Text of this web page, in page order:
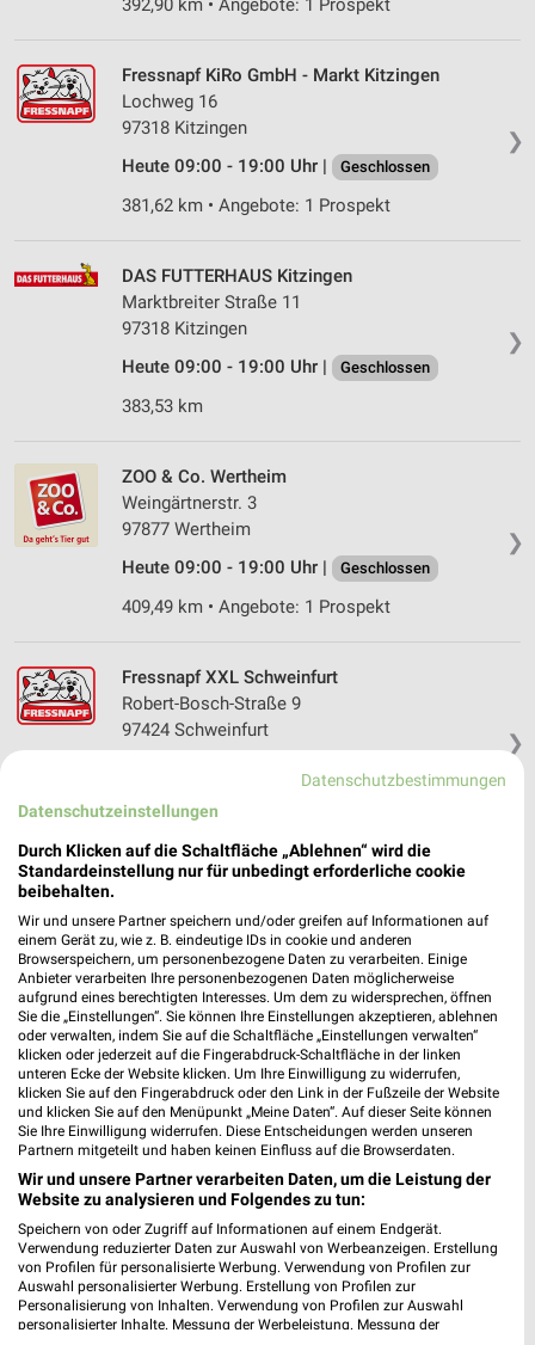
392,90 km • Angebote: 1 Prospekt
❯
Fressnapf KiRo GmbH - Markt Kitzingen
Lochweg 16
97318 Kitzingen
Heute 09:00 - 19:00 Uhr |
Geschlossen
381,62 km • Angebote: 1 Prospekt
❯
DAS FUTTERHAUS Kitzingen
Marktbreiter Straße 11
97318 Kitzingen
Heute 09:00 - 19:00 Uhr |
Geschlossen
383,53 km
❯
ZOO & Co. Wertheim
Weingärtnerstr. 3
97877 Wertheim
Heute 09:00 - 19:00 Uhr |
Geschlossen
409,49 km • Angebote: 1 Prospekt
❯
Fressnapf XXL Schweinfurt
Robert-Bosch-Straße 9
97424 Schweinfurt
Geschlossen
353,75 km • Angebote: 1 Prospekt
Fressnapf Bad Mergentheim GmbH - Markt Bad
Herrenwiesenstraße
97980 Bad Mergentheim
Heute 09:00 - 19:00 Uhr |
Geschlossen
421,52 km • Angebote: 1 Prospekt
Fressnapf Bad Kissingen
Sieboldstraße 1
97688 Bad Kissingen
Heute 09:00 - 19:00 Uhr | Geschlossen
345,29 km • Angebote: 1 Prospekt
Fressnapf Bad Windsheim
Nürnberger Straße 1-3
Datenschutzbestimmungen
Datenschutzeinstellungen
Durch Klicken auf die Schaltfläche „Ablehnen“ wird die
Standardeinstellung nur für unbedingt erforderliche cookie
beibehalten.
Wir und unsere Partner speichern und/oder greifen auf Informationen auf
einem Gerät zu, wie z. B. eindeutige IDs in cookie und anderen
Browserspeichern, um personenbezogene Daten zu verarbeiten. Einige
Anbieter verarbeiten Ihre personenbezogenen Daten möglicherweise
aufgrund eines berechtigten Interesses. Um dem zu widersprechen, öffnen
Sie die „Einstellungen“. Sie können Ihre Einstellungen akzeptieren, ablehnen
oder verwalten, indem Sie auf die Schaltfläche „Einstellungen verwalten“
klicken oder jederzeit auf die Fingerabdruck-Schaltfläche in der linken
unteren Ecke der Website klicken. Um Ihre Einwilligung zu widerrufen,
klicken Sie auf den Fingerabdruck oder den Link in der Fußzeile der Website
und klicken Sie auf den Menüpunkt „Meine Daten“. Auf dieser Seite können
Sie Ihre Einwilligung widerrufen. Diese Entscheidungen werden unseren
Partnern mitgeteilt und haben keinen Einfluss auf die Browserdaten.
Wir und unsere Partner verarbeiten Daten, um die Leistung der
Website zu analysieren und Folgendes zu tun:
Speichern von oder Zugriff auf Informationen auf einem Endgerät.
Verwendung reduzierter Daten zur Auswahl von Werbeanzeigen. Erstellung
von Profilen für personalisierte Werbung. Verwendung von Profilen zur
Auswahl personalisierter Werbung. Erstellung von Profilen zur
Personalisierung von Inhalten. Verwendung von Profilen zur Auswahl
personalisierter Inhalte. Messung der Werbeleistung. Messung der